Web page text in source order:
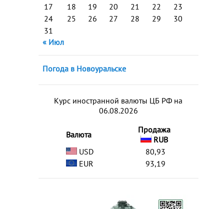
17
18 19 20 21 22
23
24
25 26 27 28 29
30
31
« Июл
Погода в Новоуральске
Курс иностранной валюты ЦБ РФ на
06.08.2026
Валюта
Продажа
RUB
USD
80,93
EUR
93,19